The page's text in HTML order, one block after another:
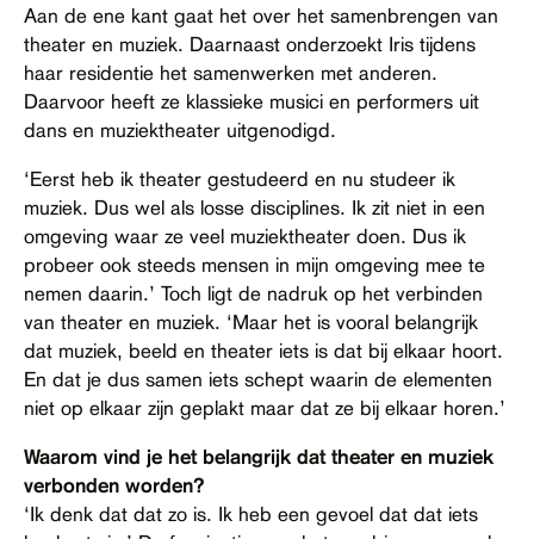
Aan de ene kant gaat het over het samenbrengen van
theater en muziek. Daarnaast onderzoekt Iris tijdens
haar residentie het samenwerken met anderen.
Daarvoor heeft ze klassieke musici en performers uit
dans en muziektheater uitgenodigd.
‘Eerst heb ik theater gestudeerd en nu studeer ik
muziek. Dus wel als losse disciplines. Ik zit niet in een
omgeving waar ze veel muziektheater doen. Dus ik
probeer ook steeds mensen in mijn omgeving mee te
nemen daarin.’ Toch ligt de nadruk op het verbinden
van theater en muziek. ‘Maar het is vooral belangrijk
dat muziek, beeld en theater iets is dat bij elkaar hoort.
En dat je dus samen iets schept waarin de elementen
niet op elkaar zijn geplakt maar dat ze bij elkaar horen.’
Waarom vind je het belangrijk dat theater en muziek
verbonden worden?
‘Ik denk dat dat zo is. Ik heb een gevoel dat dat iets